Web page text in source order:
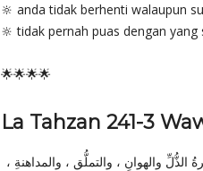
🔆 anda tidak berhenti walaupun
🔆 tidak pernah puas dengan yang
🌟🌟🌟🌟
والهوانِ ، والتملُّق ، والمداهنةِ ،